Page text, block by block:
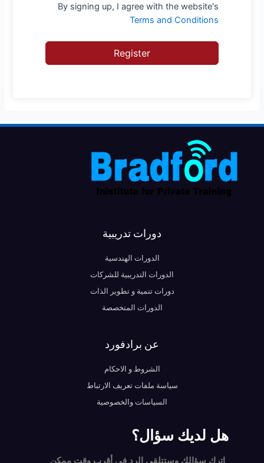
By signing up, I agree with the website's
Terms and Conditions
Register
دورات تدريبية
الدورات الهندسية
الدورات التدريبية للشركات
دورات تنمية و تطوير الذات
الدورات المتخصصة
عن برادفورد
الشروط و الاحكام
سياسة ملفات تعريف الارتباط
السياسات والخصوصية
هل لديك سؤال؟
اترك سؤالك وستتلقى الرد في أقرب وقت ممكن